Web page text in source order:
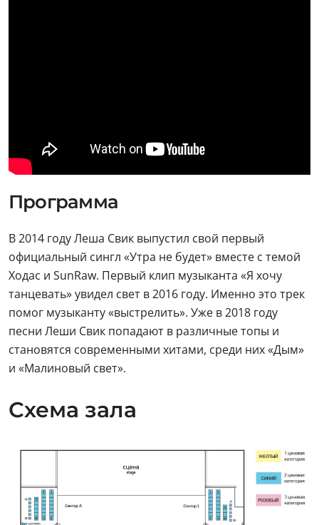
Программа
В 2014 году Леша Свик выпустил свой первый
официальный сингл «Утра не будет» вместе с темой
Ходас и SunRaw. Первый клип музыканта «Я хочу
танцевать» увидел свет в 2016 году. Именно это трек
помог музыканту «выстрелить». Уже в 2018 году
песни Леши Свик попадают в различные топы и
становятся современными хитами, среди них «Дым»
и «Малиновый свет».
Схема зала